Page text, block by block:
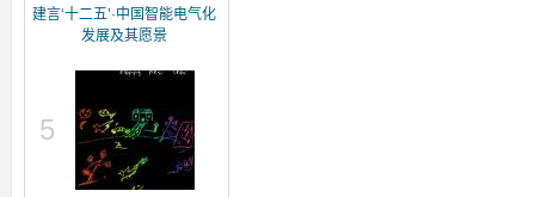
建言‘十二五’·中国智能电气化
发展及其愿景
5